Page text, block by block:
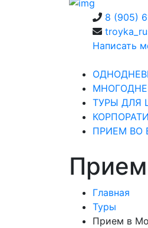
8 (905)
Написать
ТУРЫ ДЛЯ
ПРИЕМ ВО
Главная
Туры
Прием в